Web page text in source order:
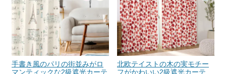
手書き風のパリの街並みがロ
マンティックな2級遮光カーテ
北欧テイストの木の実モチー
フがかわいい2級遮光カーテ